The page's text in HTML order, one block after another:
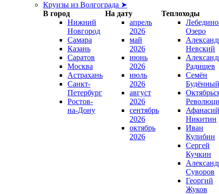
Круизы из Волгограда ➤
В город
На дату
Теплоходы
Нижний
Новгород
Самара
Казань
Саратов
Москва
Астрахань
Санкт-
Петербург
Ростов-
на-Дону
апрель
2026
май
2026
июнь
2026
июль
2026
август
2026
сентябрь
2026
октябрь
2026
Озеро
Невский
Радищев
Семён
Будённый
Афанасий
Никитин
Иван
Кулибин
Сергей
Кучкин
Суворов
Георгий
Жуков